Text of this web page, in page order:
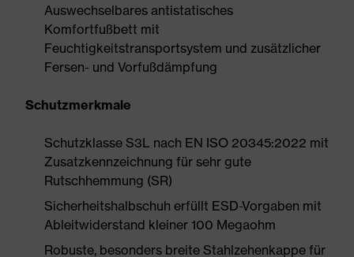
Auswechselbares antistatisches
Komfortfußbett mit
Feuchtigkeitstransportsystem und zusätzlicher
Fersen- und Vorfußdämpfung
Schutzmerkmale
Schutzklasse S3L nach EN ISO 20345:2022 mit
Zusatzkennzeichnung für sehr gute
Rutschhemmung (SR)
Sicherheitshalbschuh erfüllt ESD-Vorgaben mit
Ableitwiderstand kleiner 100 Megaohm
Robuste, besonders breite Stahlzehenkappe für